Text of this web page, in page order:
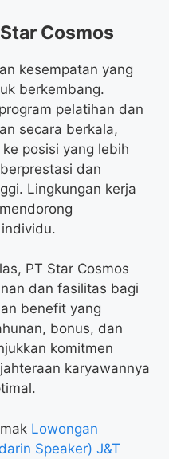
Cosmos
kesempatan yang
berkembang.
pelatihan dan
secara berkala,
posisi yang lebih
dan
Lingkungan kerja
PT Star Cosmos
dan fasilitas bagi
benefit yang
bonus, dan
komitmen
karyawannya
Lowongan
Speaker) J&T